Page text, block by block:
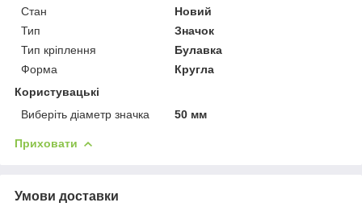
Стан
Новий
Тип
Значок
Тип кріплення
Булавка
Форма
Кругла
Користувацькі
Виберіть діаметр значка
50 мм
Приховати
Умови доставки